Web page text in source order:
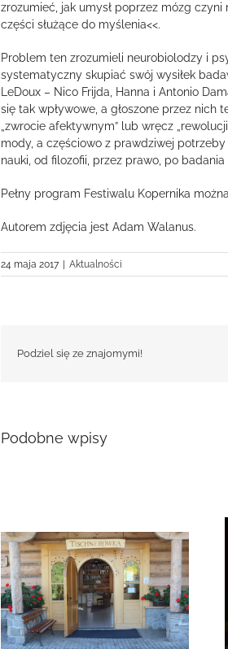
zrozumieć, jak umysł poprzez mózg
części służące do myślenia<<.
Problem ten zrozumieli neurobiolodzy i
systematyczny skupiać swój wysiłek
LeDoux – Nico Frijda, Hanna i Antonio
się tak wpływowe, a głoszone przez
„zwrocie afektywnym” lub wręcz
mody, a częściowo z prawdziwej
nauki, od filozofii, przez prawo, po badania
Pełny program Festiwalu Kopernika
Autorem zdjęcia jest Adam Walanus.
24 maja 2017 Aktualności
Podziel się ze znajomymi!
Podobne wpisy
Zmarła Genowefa Sikora